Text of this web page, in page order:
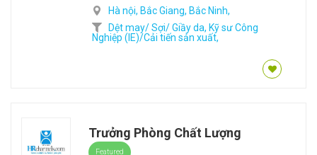
Hà nội, Bắc Giang, Bắc Ninh,
Dệt may/ Sợi/ Giầy da, Kỹ sư Công
Nghiệp (IE)/Cải tiến sản xuất,
Trưởng Phòng Chất Lượng
Featured